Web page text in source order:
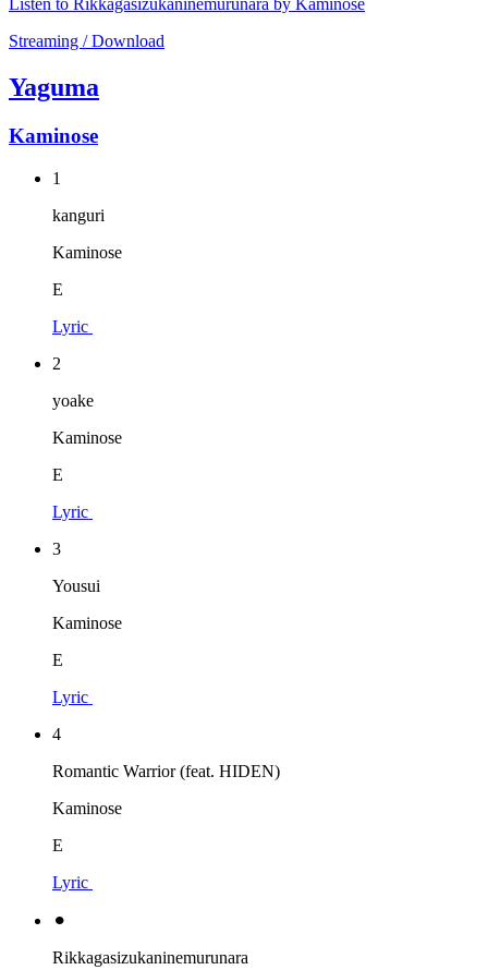
Listen to Rikkagasizukaninemurunara by Kaminose
Streaming / Download
Yaguma
Kaminose
1
kanguri
Kaminose
E
Lyric
2
yoake
Kaminose
E
Lyric
3
Yousui
Kaminose
E
Lyric
4
Romantic Warrior (feat. HIDEN)
Kaminose
E
Lyric
⚫︎
Rikkagasizukaninemurunara